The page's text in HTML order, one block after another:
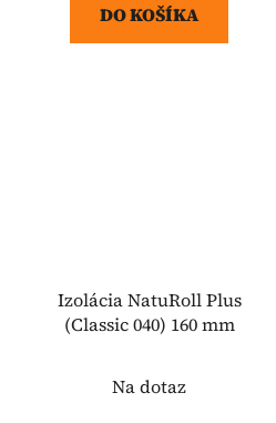
DO KOŠÍKA
Izolácia NatuRoll Plus
(Classic 040) 160 mm
Na dotaz